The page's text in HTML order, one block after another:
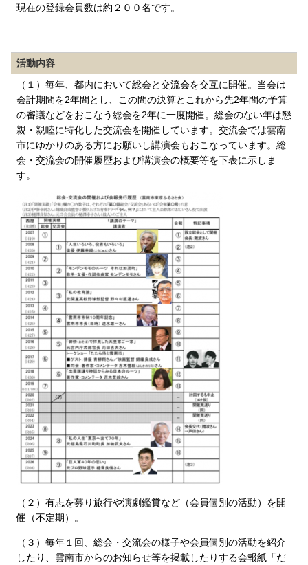
現在の登録会員数は約２００名です。
活動内容
（１）毎年、都内において総会と交流会を交互に開催。当会は
会計期間を2年間とし、この間の決算とこれから先2年間の予算
の審議などをおこなう総会を2年に一度開催。総会のない年は懇
親・親睦に特化した交流会を開催しています。交流会では雲南
市にゆかりのある方にお願いし講演会もおこなっています。総
会・交流会の開催履歴および講演会の概要等を下表に示しま
す。
（２）有志を募り旅行や演劇鑑賞など（会員個別の活動）を開
催（不定期）。
（３）毎年１回、総会・交流会の様子や会員個別の活動を紹介
したり、雲南市からのお知らせ等を掲載したりする会報紙「だ